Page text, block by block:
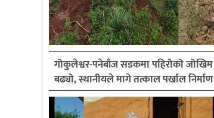
गोकुलेश्वर-पनेबाँज सडकमा पहिरोको जोखिम
बढ्यो, स्थानीयले मागे तत्काल पर्खाल निर्माण